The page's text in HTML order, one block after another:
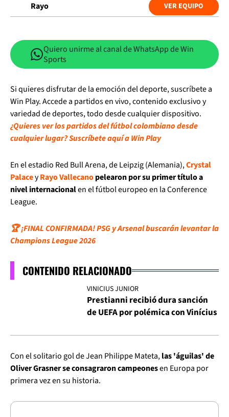
Rayo VER EQUIPO
Quiero unirme al canal de WhatsApp de Win
Sports
Si quieres disfrutar de la emoción del deporte, suscríbete a
Win Play. Accede a partidos en vivo, contenido exclusivo y
variedad de deportes, todo desde cualquier dispositivo.
¿Quieres ver los partidos del fútbol colombiano desde
cualquier lugar? Suscríbete aquí a Win Play
En el estadio Red Bull Arena, de Leipzig (Alemania),Crystal
PalaceyRayo Vallecanopelearon por su primer título a
nivel internacionalen el fútbol europeo en la Conference
League.
🏆 ¡FINAL CONFIRMADA! PSG y Arsenal buscarán levantar la
Champions League 2026
CONTENIDO RELACIONADO
VINICIUS JUNIOR
Prestianni recibió dura sanción
de UEFA por polémica con Vinícius
Con el solitario gol de Jean Philippe Mateta,las 'águilas' de
Oliver Grasner se consagraron campeonesen Europa por
primera vez en su historia.